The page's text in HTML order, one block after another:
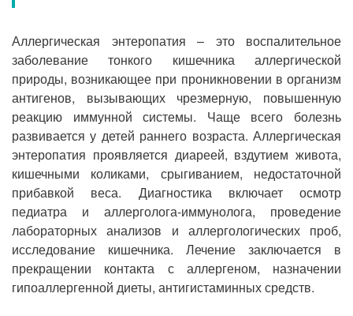
Аллергическая энтеропатия – это воспалительное
заболевание тонкого кишечника аллергической
природы, возникающее при проникновении в организм
антигенов, вызывающих чрезмерную, повышенную
реакцию иммунной системы. Чаще всего болезнь
развивается у детей раннего возраста. Аллергическая
энтеропатия проявляется диареей, вздутием живота,
кишечными коликами, срыгиванием, недостаточной
прибавкой веса. Диагностика включает осмотр
педиатра и аллерголога-иммунолога, проведение
лабораторных анализов и аллергологических проб,
исследование кишечника. Лечение заключается в
прекращении контакта с аллергеном, назначении
гипоаллергенной диеты, антигистаминных средств.